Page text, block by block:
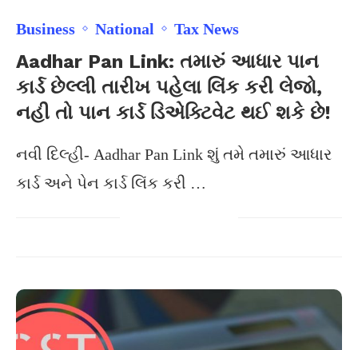
Business National Tax News
Aadhar Pan Link: તમારું આધાર પાન
કાર્ડ છેલ્લી તારીખ પહેલા લિંક કરી લેજો,
નહી તો પાન કાર્ડ ડિએક્ટિવેટ થઈ શકે છે!
નવી દિલ્હી- Aadhar Pan Link શું તમે તમારું આધાર
કાર્ડ અને પેન કાર્ડ લિંક કરી …